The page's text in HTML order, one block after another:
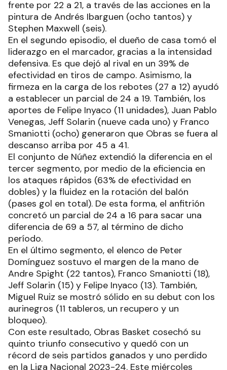
frente por 22 a 21, a través de las acciones en la
pintura de Andrés Ibarguen (ocho tantos) y
Stephen Maxwell (seis).
En el segundo episodio, el dueño de casa tomó el
liderazgo en el marcador, gracias a la intensidad
defensiva. Es que dejó al rival en un 39% de
efectividad en tiros de campo. Asimismo, la
firmeza en la carga de los rebotes (27 a 12) ayudó
a establecer un parcial de 24 a 19. También, los
aportes de Felipe Inyaco (11 unidades), Juan Pablo
Venegas, Jeff Solarin (nueve cada uno) y Franco
Smaniotti (ocho) generaron que Obras se fuera al
descanso arriba por 45 a 41.
El conjunto de Núñez extendió la diferencia en el
tercer segmento, por medio de la eficiencia en
los ataques rápidos (63% de efectividad en
dobles) y la fluidez en la rotación del balón
(pases gol en total). De esta forma, el anfitrión
concretó un parcial de 24 a 16 para sacar una
diferencia de 69 a 57, al término de dicho
período.
En el último segmento, el elenco de Peter
Domínguez sostuvo el margen de la mano de
Andre Spight (22 tantos), Franco Smaniotti (18),
Jeff Solarin (15) y Felipe Inyaco (13). También,
Miguel Ruiz se mostró sólido en su debut con los
aurinegros (11 tableros, un recupero y un
bloqueo).
Con este resultado, Obras Basket cosechó su
quinto triunfo consecutivo y quedó con un
récord de seis partidos ganados y uno perdido
en la Liga Nacional 2023-24. Este miércoles